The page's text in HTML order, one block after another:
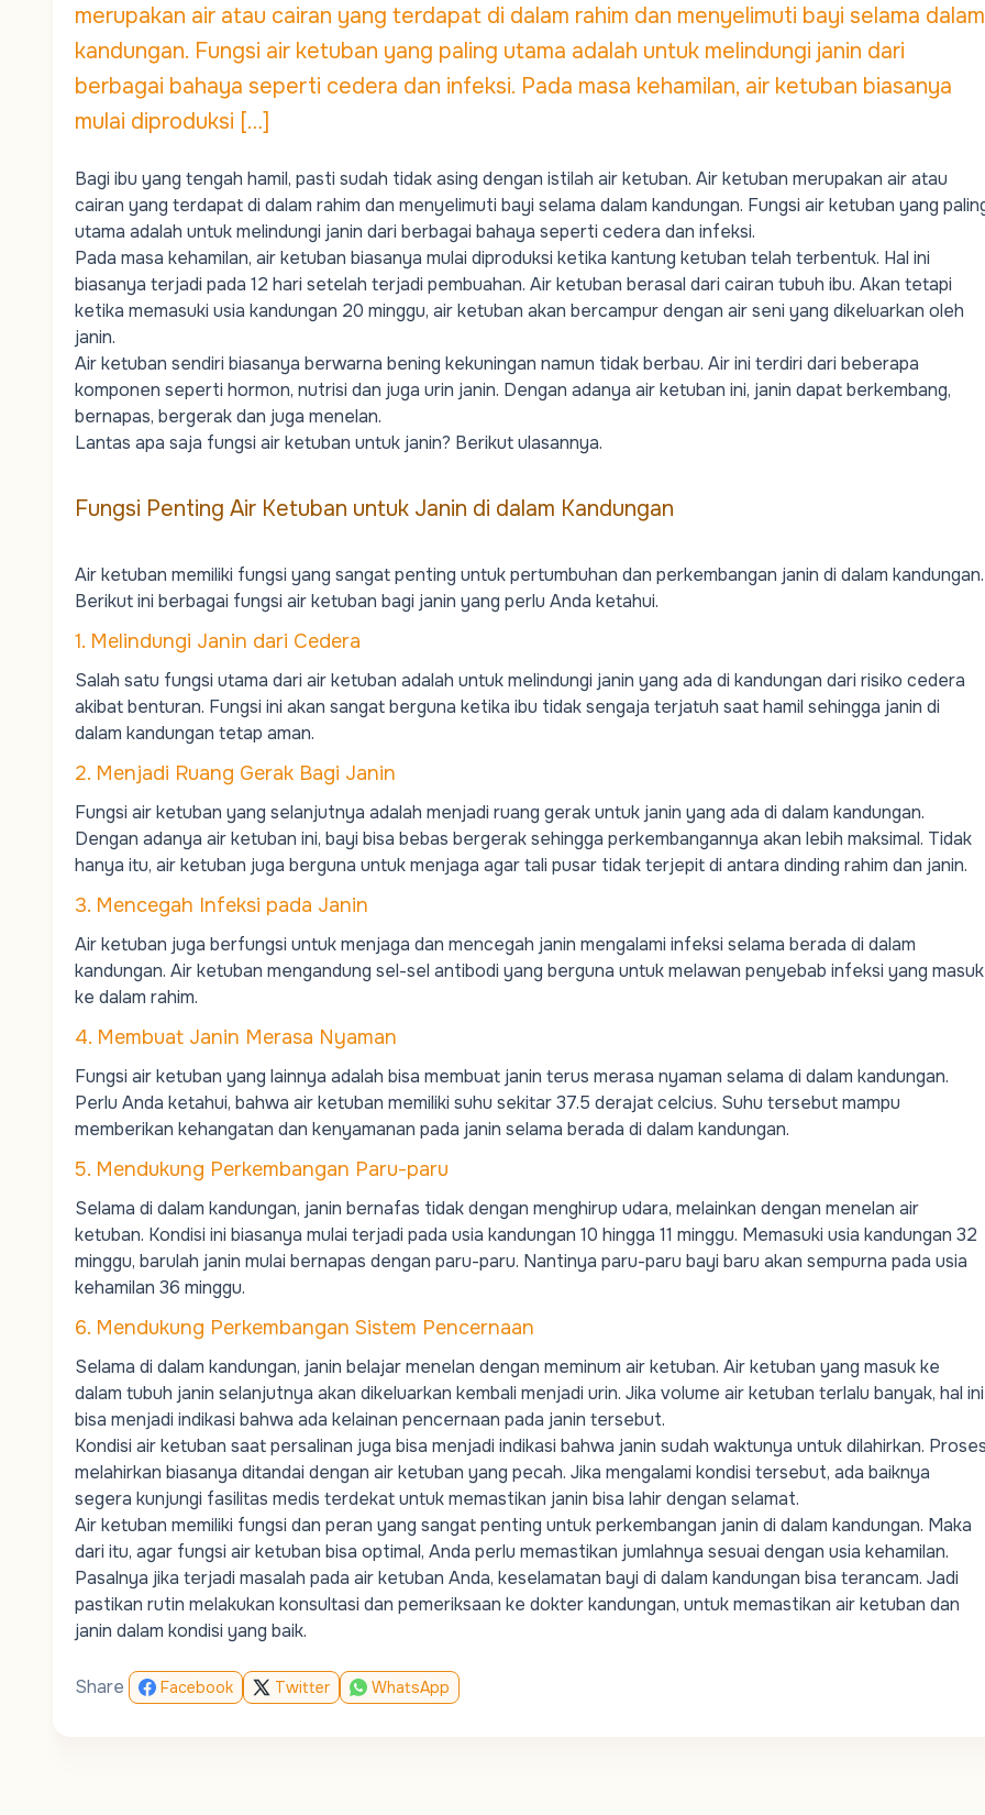
merupakan air atau cairan yang terdapat di dalam rahim dan menyelimuti bayi selama dalam
kandungan. Fungsi air ketuban yang paling utama adalah untuk melindungi janin dari
berbagai bahaya seperti cedera dan infeksi. Pada masa kehamilan, air ketuban biasanya
mulai diproduksi […]
Bagi ibu yang tengah hamil, pasti sudah tidak asing dengan istilah air ketuban. Air ketuban merupakan air atau
cairan yang terdapat di dalam rahim dan menyelimuti bayi selama dalam kandungan. Fungsi air ketuban yang
utama adalah untuk melindungi janin dari berbagai bahaya seperti cedera dan infeksi.
Pada masa kehamilan, air ketuban biasanya mulai diproduksi ketika kantung ketuban telah terbentuk. Hal ini
biasanya terjadi pada 12 hari setelah terjadi pembuahan. Air ketuban berasal dari cairan tubuh ibu. Akan tetapi
ketika memasuki usia kandungan 20 minggu, air ketuban akan bercampur dengan air seni yang dikeluarkan oleh
janin.
Air ketuban sendiri biasanya berwarna bening kekuningan namun tidak berbau. Air ini terdiri dari beberapa
komponen seperti hormon, nutrisi dan juga urin janin. Dengan adanya air ketuban ini, janin dapat berkembang,
bernapas, bergerak dan juga menelan.
Lantas apa saja fungsi air ketuban untuk janin? Berikut ulasannya.
Fungsi Penting Air Ketuban untuk Janin di dalam Kandungan
Air ketuban memiliki fungsi yang sangat penting untuk pertumbuhan dan perkembangan janin di dalam kandungan.
Berikut ini berbagai fungsi air ketuban bagi janin yang perlu Anda ketahui.
1. Melindungi Janin dari Cedera
Salah satu fungsi utama dari air ketuban adalah untuk melindungi janin yang ada di kandungan dari risiko cedera
akibat benturan. Fungsi ini akan sangat berguna ketika ibu tidak sengaja terjatuh saat hamil sehingga janin di
dalam kandungan tetap aman.
2. Menjadi Ruang Gerak Bagi Janin
Fungsi air ketuban yang selanjutnya adalah menjadi ruang gerak untuk janin yang ada di dalam kandungan.
Dengan adanya air ketuban ini, bayi bisa bebas bergerak sehingga perkembangannya akan lebih maksimal. Tidak
hanya itu, air ketuban juga berguna untuk menjaga agar tali pusar tidak terjepit di antara dinding rahim dan janin.
3. Mencegah Infeksi pada Janin
Air ketuban juga berfungsi untuk menjaga dan mencegah janin mengalami infeksi selama berada di dalam
kandungan. Air ketuban mengandung sel-sel antibodi yang berguna untuk melawan penyebab infeksi yang masuk
ke dalam rahim.
4. Membuat Janin Merasa Nyaman
Fungsi air ketuban yang lainnya adalah bisa membuat janin terus merasa nyaman selama di dalam kandungan.
Perlu Anda ketahui, bahwa air ketuban memiliki suhu sekitar 37.5 derajat celcius. Suhu tersebut mampu
memberikan kehangatan dan kenyamanan pada janin selama berada di dalam kandungan.
5. Mendukung Perkembangan Paru-paru
Selama di dalam kandungan, janin bernafas tidak dengan menghirup udara, melainkan dengan menelan air
ketuban. Kondisi ini biasanya mulai terjadi pada usia kandungan 10 hingga 11 minggu. Memasuki usia kandungan 32
minggu, barulah janin mulai bernapas dengan paru-paru. Nantinya paru-paru bayi baru akan sempurna pada usia
kehamilan 36 minggu.
6. Mendukung Perkembangan Sistem Pencernaan
Selama di dalam kandungan, janin belajar menelan dengan meminum air ketuban. Air ketuban yang masuk ke
dalam tubuh janin selanjutnya akan dikeluarkan kembali menjadi urin. Jika volume air ketuban terlalu banyak, hal ini
bisa menjadi indikasi bahwa ada kelainan pencernaan pada janin tersebut.
Kondisi air ketuban saat persalinan juga bisa menjadi indikasi bahwa janin sudah waktunya untuk dilahirkan.
melahirkan biasanya ditandai dengan air ketuban yang pecah. Jika mengalami kondisi tersebut, ada baiknya
segera kunjungi fasilitas medis terdekat untuk memastikan janin bisa lahir dengan selamat.
Air ketuban memiliki fungsi dan peran yang sangat penting untuk perkembangan janin di dalam kandungan. Maka
dari itu, agar fungsi air ketuban bisa optimal, Anda perlu memastikan jumlahnya sesuai dengan usia kehamilan.
Pasalnya jika terjadi masalah pada air ketuban Anda, keselamatan bayi di dalam kandungan bisa terancam. Jadi
pastikan rutin melakukan konsultasi dan pemeriksaan ke dokter kandungan, untuk memastikan air ketuban dan
janin dalam kondisi yang baik.
Share Facebook Twitter WhatsApp